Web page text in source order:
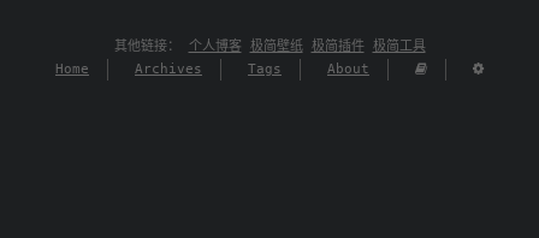
其他链接： 个人博客 极简壁纸 极简插件 极简工具
Home
Archives Tags About